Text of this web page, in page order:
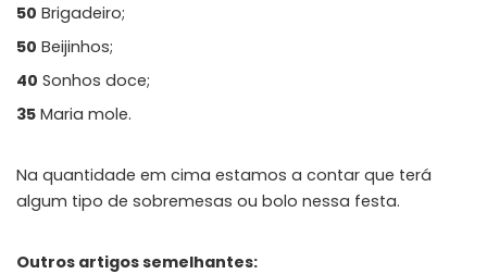
50 Brigadeiro;
50 Beijinhos;
40 Sonhos doce;
35 Maria mole.
Na quantidade em cima estamos a contar que terá
algum tipo de sobremesas ou bolo nessa festa.
Outros artigos semelhantes: